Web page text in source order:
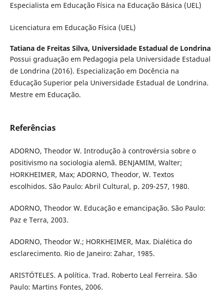
Especialista em Educação Física na Educação Básica (UEL)
Licenciatura em Educação Física (UEL)
Tatiana de Freitas Silva, Universidade Estadual de Londrina
Possui graduação em Pedagogia pela Universidade Estadual
de Londrina (2016). Especialização em Docência na
Educação Superior pela Universidade Estadual de Londrina.
Mestre em Educação.
Referências
ADORNO, Theodor W. Introdução à controvérsia sobre o
positivismo na sociologia alemã. BENJAMIM, Walter;
HORKHEIMER, Max; ADORNO, Theodor, W. Textos
escolhidos. São Paulo: Abril Cultural, p. 209-257, 1980.
ADORNO, Theodor W. Educação e emancipação. São Paulo:
Paz e Terra, 2003.
ADORNO, Theodor W.; HORKHEIMER, Max. Dialética do
esclarecimento. Rio de Janeiro: Zahar, 1985.
ARISTÓTELES. A política. Trad. Roberto Leal Ferreira. São
Paulo: Martins Fontes, 2006.